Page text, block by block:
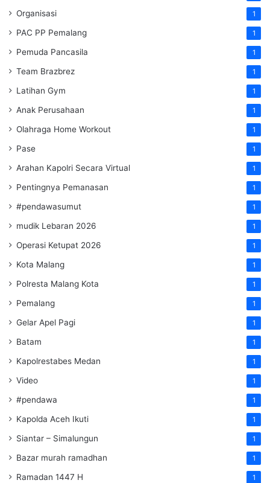
Organisasi 1
PAC PP Pemalang 1
Pemuda Pancasila 1
Team Brazbrez 1
Latihan Gym 1
Anak Perusahaan 1
Olahraga Home Workout 1
Pase 1
Arahan Kapolri Secara Virtual 1
Pentingnya Pemanasan 1
#pendawasumut 1
mudik Lebaran 2026 1
Operasi Ketupat 2026 1
Kota Malang 1
Polresta Malang Kota 1
Pemalang 1
Gelar Apel Pagi 1
Batam 1
Kapolrestabes Medan 1
Video 1
#pendawa 1
Kapolda Aceh Ikuti 1
Siantar – Simalungun 1
Bazar murah ramadhan 1
Ramadan 1447 H 1